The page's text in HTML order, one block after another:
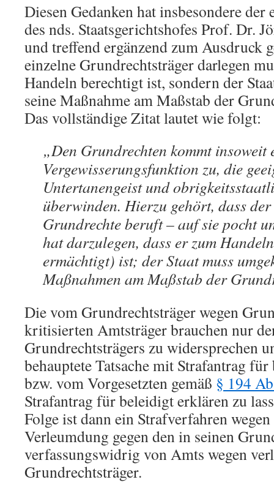
Diesen Gedanken hat insbesondere der
des nds. Staatsgerichtshofes Prof. Dr.
und treffend ergänzend zum Ausdruck
einzelne Grundrechtsträger darlegen
Handeln berechtigt ist, sondern der
seine Maßnahme am Maßstab der
Das vollständige Zitat lautet wie folgt:
„Den Grundrechten kommt insoweit
Vergewisserungsfunktion zu, die
Untertanengeist und
überwinden. Hierzu gehört, dass
Grundrechte beruft – auf sie pocht
hat darzulegen, dass er zum
ermächtigt) ist; der Staat muss
Maßnahmen am Maßstab der
Die vom Grundrechtsträger wegen
kritisierten Amtsträger brauchen nur
Grundrechtsträgers zu widersprechen
behauptete Tatsache mit Strafantrag
bzw. vom Vorgesetzten gemäß § 194
Strafantrag für beleidigt erklären zu
Folge ist dann ein Strafverfahren
Verleumdung gegen den in seinen
verfassungswidrig von Amts wegen
Grundrechtsträger.